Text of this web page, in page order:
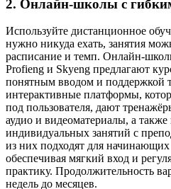
2. Онлайн-школы с
Используйте дистанционное
нужно никуда ехать, занятия
расписание и темп. Онлайн-
Profieng и Skyeng предлагают
понятным вводом и поддержкой
интерактивные платформы,
под пользователя, дают
аудио и видеоматериалы, а
индивидуальных занятий с
из них подходят для начинающих
обеспечивая мягкий вход и
практику. Продолжительность
недель до месяцев.